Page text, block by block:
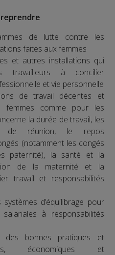
de lutte contre les
faites aux femmes
et autres installations qui
travailleurs à concilier
et vie personnelle
de travail décentes et
femmes comme pour les
la durée de travail, les
de réunion, le repos
(notamment les congés
paternité), la santé et la
de la maternité et la
travail et responsabilités
d’équilibrage pour
à responsabilités
des bonnes pratiques et
économiques et